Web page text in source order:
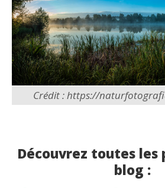
Crédit : https://
Découvrez toutes les
blog :